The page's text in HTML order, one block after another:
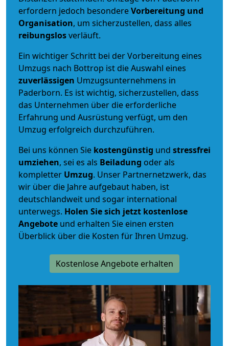
erfordern jedoch besondereVorbereitung und
Organisation, um sicherzustellen, dass alles
reibungslosverläuft.
Ein wichtiger Schritt bei der Vorbereitung eines
Umzugs nach Bottrop ist die Auswahl eines
zuverlässigen Umzugsunternehmens in
Paderborn. Es ist wichtig, sicherzustellen, dass
das Unternehmen über die erforderliche
Erfahrung und Ausrüstung verfügt, um den
Umzug erfolgreich durchzuführen.
Bei uns können Sie kostengünstig und stressfrei
umziehen, sei es als Beiladung oder als
kompletter Umzug. Unser Partnernetzwerk, das
wir über die Jahre aufgebaut haben, ist
deutschlandweit und sogar international
unterwegs. Holen Sie sich jetzt kostenlose
Angebote und erhalten Sie einen ersten
Überblick über die Kosten für Ihren Umzug.
Kostenlose Angebote erhalten